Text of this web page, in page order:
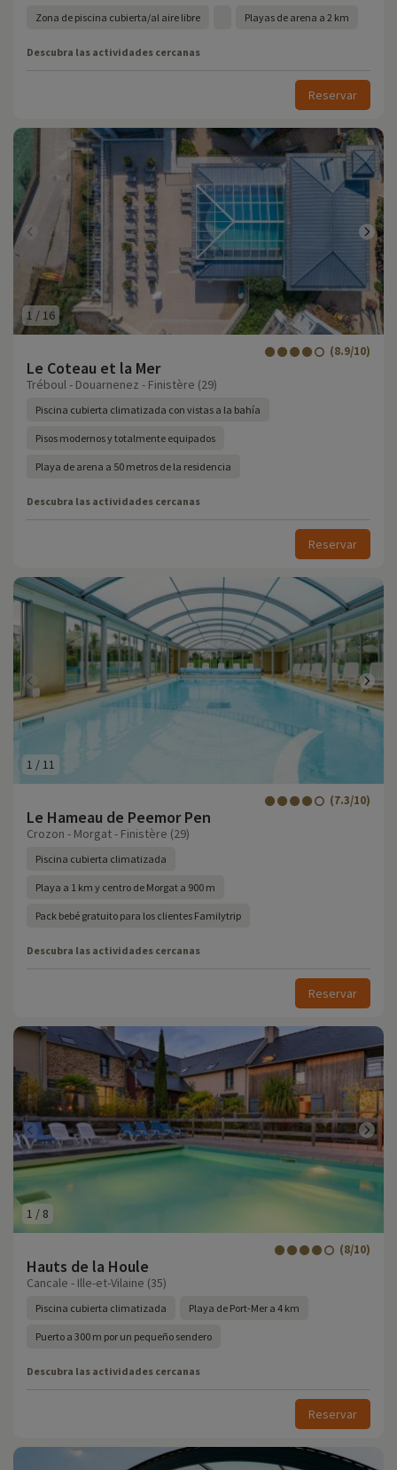
Zona de piscina cubierta/al aire libre Playas de arena a 2 km
Descubra las actividades cercanas
Reservar
1 / 16
Le Coteau et la Mer
(8.9/10)
Tréboul - Douarnenez - Finistère (29)
Piscina cubierta climatizada con vistas a la bahía
Pisos modernos y totalmente equipados
Playa de arena a 50 metros de la residencia
Descubra las actividades cercanas
Reservar
1 / 11
Le Hameau de Peemor Pen
(7.3/10)
Crozon - Morgat - Finistère (29)
Piscina cubierta climatizada
Playa a 1 km y centro de Morgat a 900 m
Pack bebé gratuito para los clientes Familytrip
Descubra las actividades cercanas
Reservar
1 / 8
Hauts de la Houle
(8/10)
Cancale - Ille-et-Vilaine (35)
Piscina cubierta climatizada Playa de Port-Mer a 4 km
Puerto a 300 m por un pequeño sendero
Descubra las actividades cercanas
Reservar